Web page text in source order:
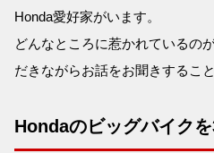
Honda愛好家がいます。
どんなところに惹かれているの
だきながらお話をお聞きするこ
Hondaのビッグバイク